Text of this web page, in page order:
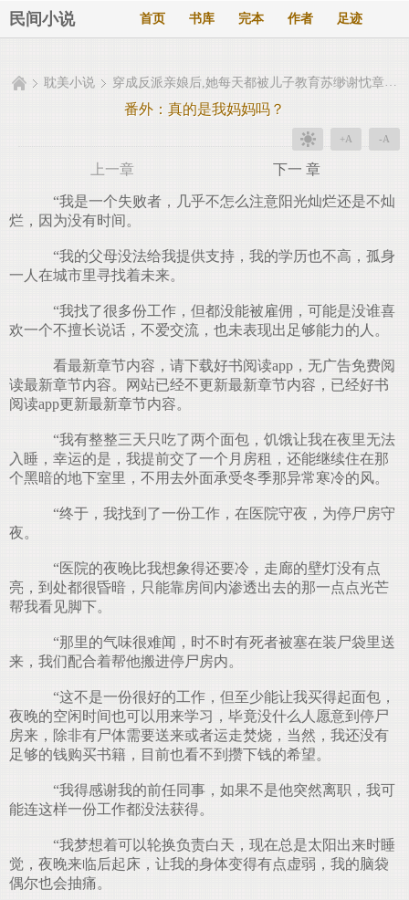
民间小说 首页 书库 完本 作者 足迹
耽美小说 穿成反派亲娘后,她每天都被儿子教育苏缈谢忱章节目录
番外：真的是我妈妈吗？
+A -A
上一章 下一 章
“我是一个失败者，几乎不怎么注意阳光灿烂还是不灿
烂，因为没有时间。
“我的父母没法给我提供支持，我的学历也不高，孤身
一人在城市里寻找着未来。
“我找了很多份工作，但都没能被雇佣，可能是没谁喜
欢一个不擅长说话，不爱交流，也未表现出足够能力的人。
看最新章节内容，请下载好书阅读app，无广告免费阅
读最新章节内容。网站已经不更新最新章节内容，已经好书
阅读app更新最新章节内容。
“我有整整三天只吃了两个面包，饥饿让我在夜里无法
入睡，幸运的是，我提前交了一个月房租，还能继续住在那
个黑暗的地下室里，不用去外面承受冬季那异常寒冷的风。
“终于，我找到了一份工作，在医院守夜，为停尸房守
夜。
“医院的夜晚比我想象得还要冷，走廊的壁灯没有点
亮，到处都很昏暗，只能靠房间内渗透出去的那一点点光芒
帮我看见脚下。
“那里的气味很难闻，时不时有死者被塞在装尸袋里送
来，我们配合着帮他搬进停尸房内。
“这不是一份很好的工作，但至少能让我买得起面包，
夜晚的空闲时间也可以用来学习，毕竟没什么人愿意到停尸
房来，除非有尸体需要送来或者运走焚烧，当然，我还没有
足够的钱购买书籍，目前也看不到攒下钱的希望。
“我得感谢我的前任同事，如果不是他突然离职，我可
能连这样一份工作都没法获得。
“我梦想着可以轮换负责白天，现在总是太阳出来时睡
觉，夜晚来临后起床，让我的身体变得有点虚弱，我的脑袋
偶尔也会抽痛。